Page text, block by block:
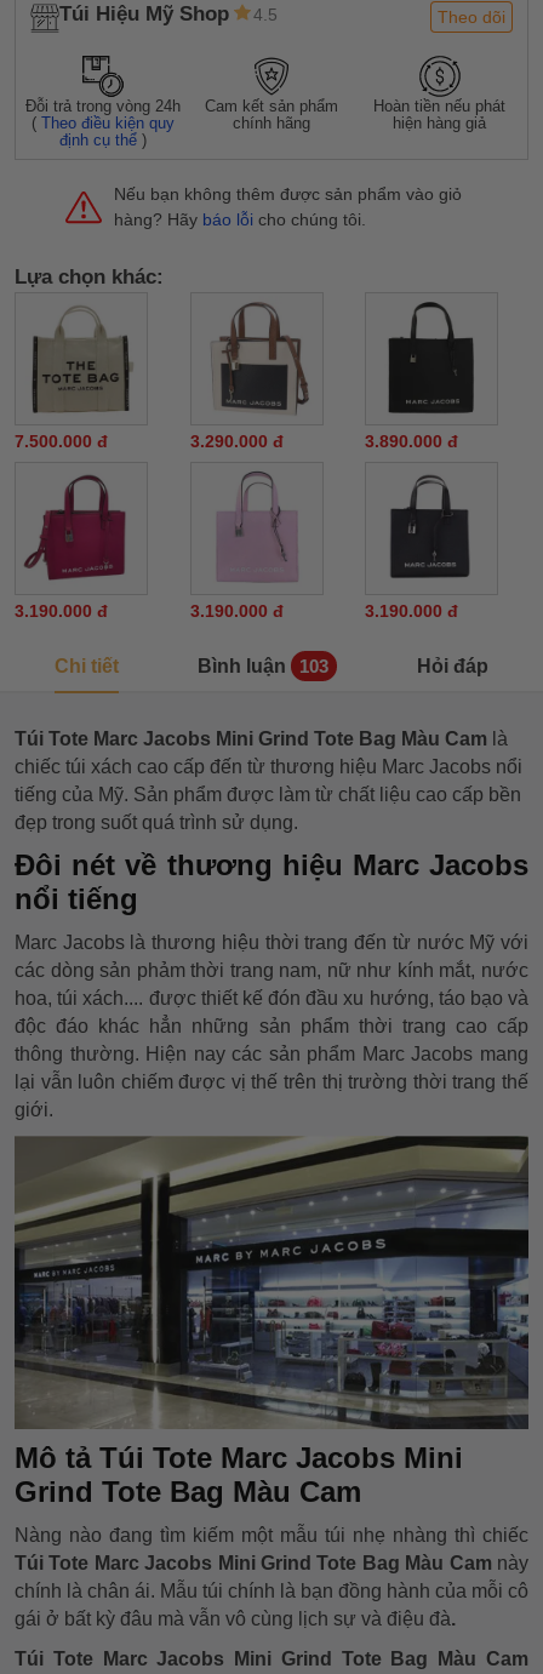
Túi Hiệu Mỹ Shop 4.5 Theo dõi
Đỗi trả trong vòng 24h
(Theo điều kiện quy
định cụ thể )
Cam kết sản phẩm
chính hãng
Hoàn tiền nếu phát
hiện hàng giả
Nếu bạn không thêm được sản phẩm vào giỏ
hàng? Hãy báo lỗi cho chúng tôi.
Lựa chọn khác:
7.500.000 đ 3.290.000 đ 3.890.000 đ
3.190.000 đ 3.190.000 đ 3.190.000 đ
Chi tiết Bình luận 103 Hỏi đáp
Túi Tote Marc Jacobs Mini Grind Tote Bag Màu Cam là
chiếc túi xách cao cấp đến từ thương hiệu Marc Jacobs nổi
tiếng của Mỹ. Sản phẩm được làm từ chất liệu cao cấp bền
đẹp trong suốt quá trình sử dụng.
Đôi nét về thương hiệu Marc Jacobs
nổi tiếng
Marc Jacobs là thương hiệu thời trang đến từ nước Mỹ với
các dòng sản phảm thời trang nam, nữ như kính mắt, nước
hoa, túi xách.... được thiết kế đón đầu xu hướng, táo bạo và
độc đáo khác hẳn những sản phẩm thời trang cao cấp
thông thường. Hiện nay các sản phẩm Marc Jacobs mang
lại vẫn luôn chiếm được vị thế trên thị trường thời trang thế
giới.
Mô tả Túi Tote Marc Jacobs Mini
Grind Tote Bag Màu Cam
Nàng nào đang tìm kiếm một mẫu túi nhẹ nhàng thì chiếc
Túi Tote Marc Jacobs Mini Grind Tote Bag Màu Cam này
chính là chân ái. Mẫu túi chính là bạn đồng hành của mỗi cô
gái ở bất kỳ đâu mà vẫn vô cùng lịch sự và điệu đà.
Túi Tote Marc Jacobs Mini Grind Tote Bag Màu Cam